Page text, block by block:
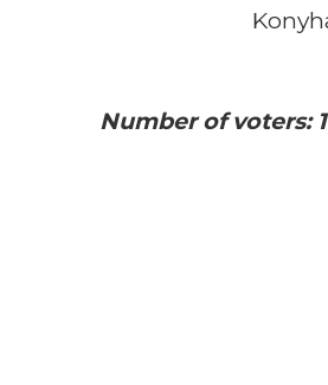
Number of voters: